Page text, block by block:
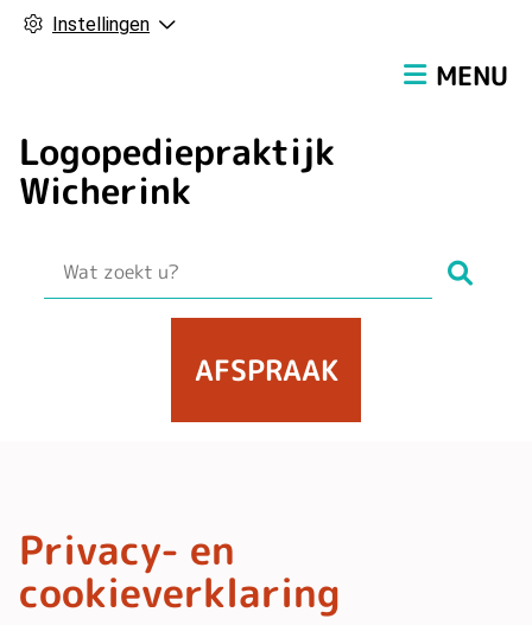
Instellingen
Logopediepraktijk
Wicherink
MENU
AFSPRAAK
Privacy- en
cookieverklaring